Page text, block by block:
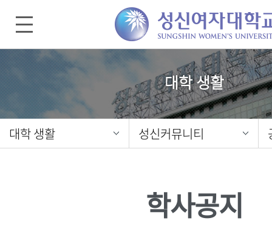
대학 생활
대학 생활 성신커뮤니티
학사공지